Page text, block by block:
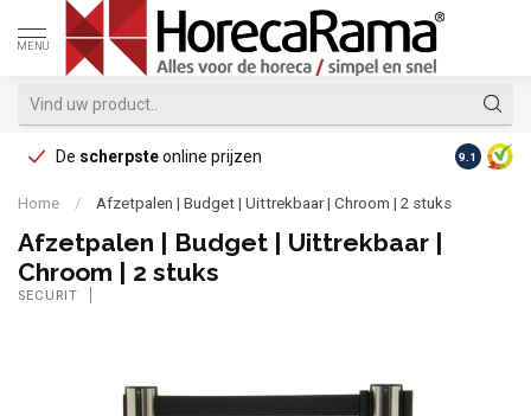
MENU
De scherpsteonline prijzen Op
9.1
Home / Afzetpalen | Budget | Uittrekbaar | Chroom | 2 stuks
Afzetpalen | Budget | Uittrekbaar |
Chroom | 2 stuks
SECURIT